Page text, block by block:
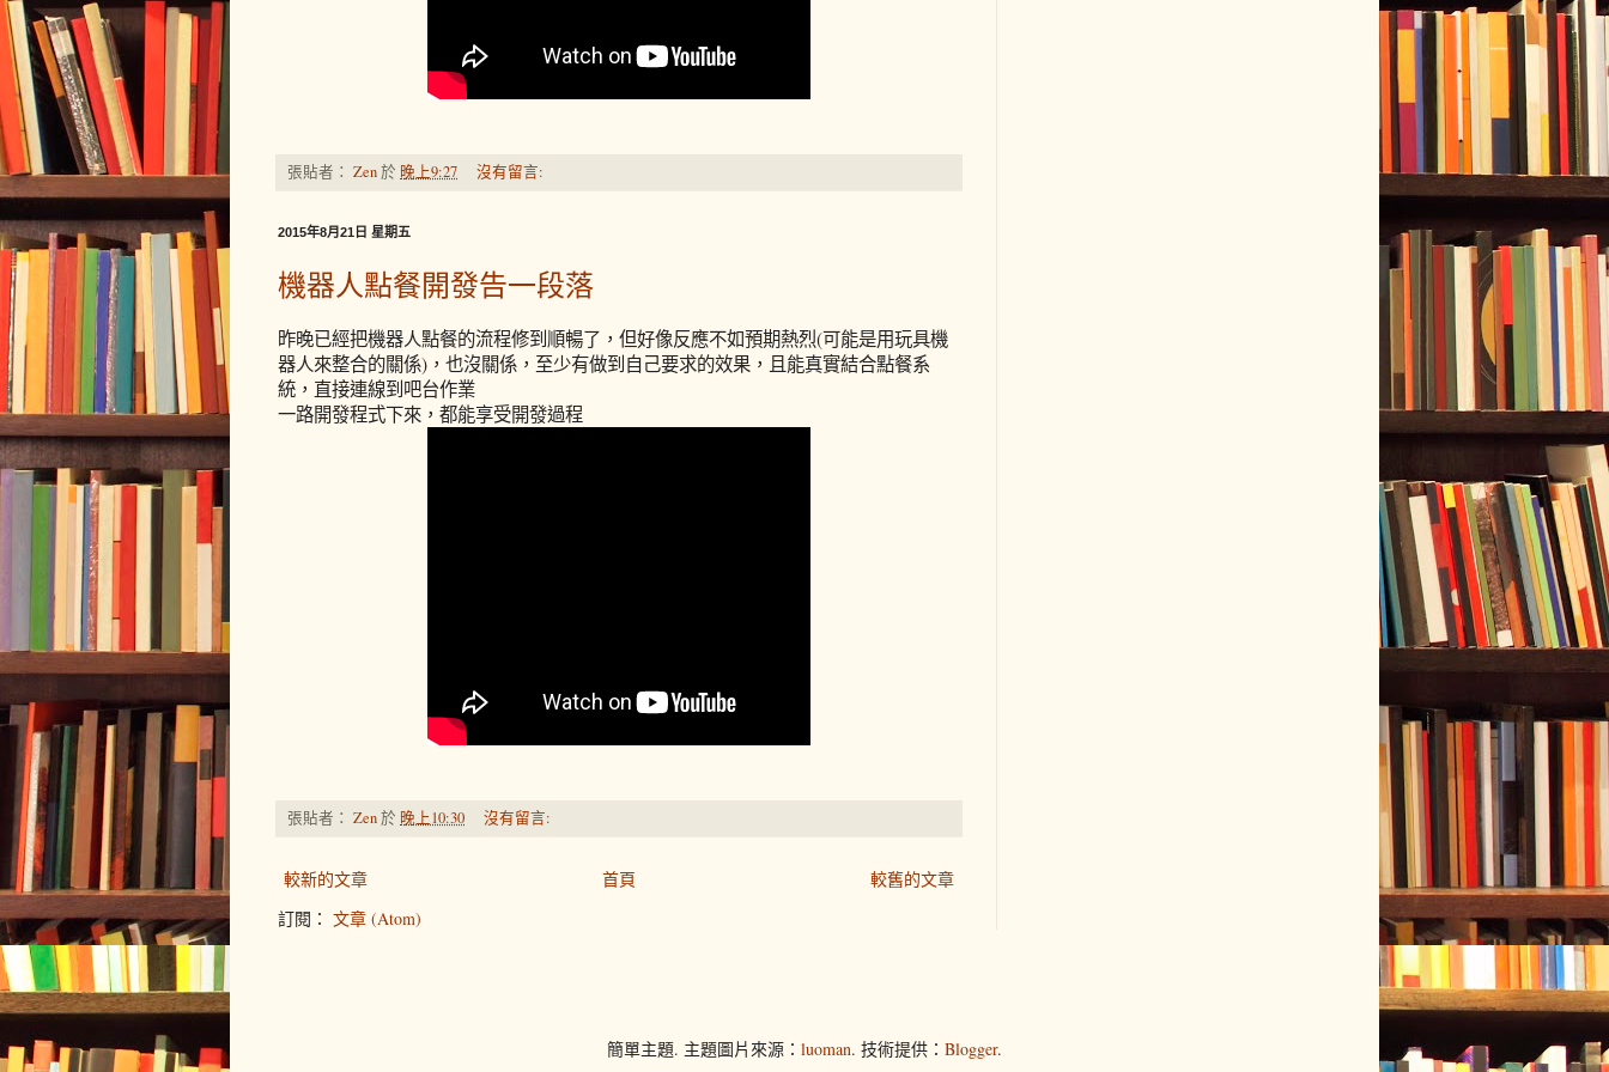
張貼者： Zen於 晚上9:27 沒有留言:
2015年8月21日 星期五
機器人點餐開發告一段落
昨晚已經把機器人點餐的流程修到順暢了，但好像反應不如預期熱烈(可能是用玩具機
器人來整合的關係)，也沒關係，至少有做到自己要求的效果，且能真實結合點餐系
統，直接連線到吧台作業
一路開發程式下來，都能享受開發過程
張貼者： Zen於 晚上10:30 沒有留言:
較新的文章 較舊的文章
首頁
訂閱： 文章 (Atom)
簡單主題. 主題圖片來源： luoman. 技術提供： Blogger.